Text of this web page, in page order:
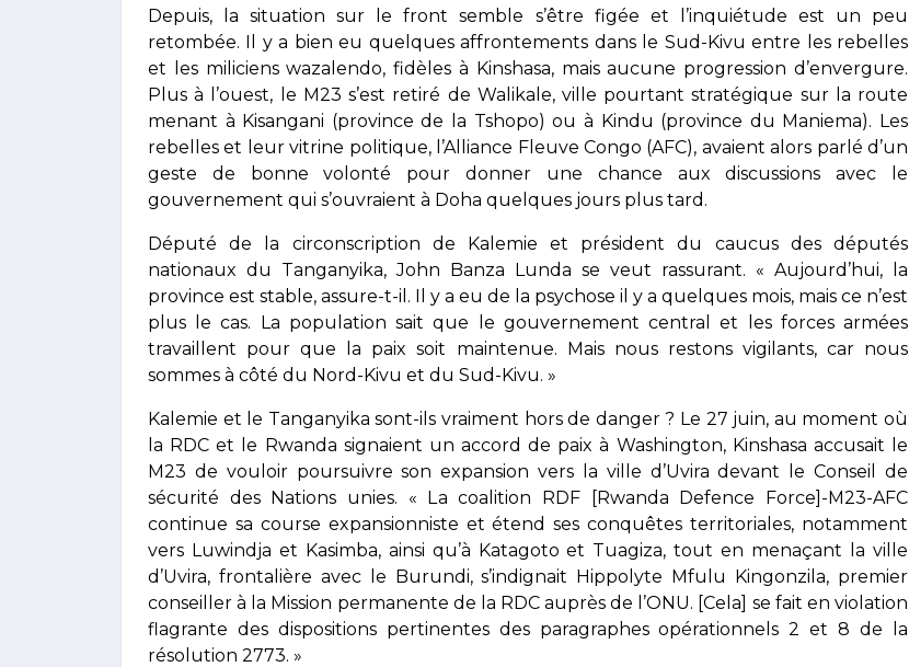
Depuis, la situation sur le front semble s’être figée et l’inquiétude est un peu
retombée. Il y a bien eu quelques affrontements dans le Sud-Kivu entre les rebelles
et les miliciens wazalendo, fidèles à Kinshasa, mais aucune progression d’envergure.
Plus à l’ouest, le M23 s’est retiré de Walikale, ville pourtant stratégique sur la route
menant à Kisangani (province de la Tshopo) ou à Kindu (province du Maniema). Les
rebelles et leur vitrine politique, l’Alliance Fleuve Congo (AFC), avaient alors parlé d’un
geste de bonne volonté pour donner une chance aux discussions avec le
gouvernement qui s’ouvraient à Doha quelques jours plus tard.
Député de la circonscription de Kalemie et président du caucus des députés
nationaux du Tanganyika, John Banza Lunda se veut rassurant. « Aujourd’hui, la
province est stable, assure-t-il. Il y a eu de la psychose il y a quelques mois, mais ce n’est
plus le cas. La population sait que le gouvernement central et les forces armées
travaillent pour que la paix soit maintenue. Mais nous restons vigilants, car nous
sommes à côté du Nord-Kivu et du Sud-Kivu. »
Kalemie et le Tanganyika sont-ils vraiment hors de danger ? Le 27 juin, au moment où
la RDC et le Rwanda signaient un accord de paix à Washington, Kinshasa accusait le
M23 de vouloir poursuivre son expansion vers la ville d’Uvira devant le Conseil de
sécurité des Nations unies. « La coalition RDF [Rwanda Defence Force]-M23-AFC
continue sa course expansionniste et étend ses conquêtes territoriales, notamment
vers Luwindja et Kasimba, ainsi qu’à Katagoto et Tuagiza, tout en menaçant la ville
d’Uvira, frontalière avec le Burundi, s’indignait Hippolyte Mfulu Kingonzila, premier
conseiller à la Mission permanente de la RDC auprès de l’ONU. [Cela] se fait en violation
flagrante des dispositions pertinentes des paragraphes opérationnels 2 et 8 de la
résolution 2773. »